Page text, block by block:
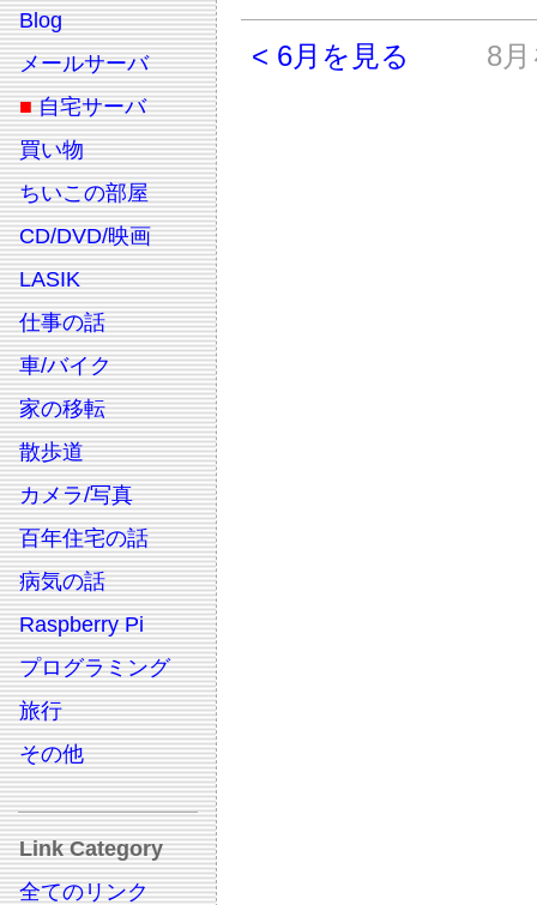
Blog
メールサーバ
■ 自宅サーバ
買い物
ちいこの部屋
CD/DVD/映画
LASIK
仕事の話
車/バイク
家の移転
散歩道
カメラ/写真
百年住宅の話
病気の話
Raspberry Pi
プログラミング
旅行
その他
Link Category
全てのリンク
< 6月を見る 8